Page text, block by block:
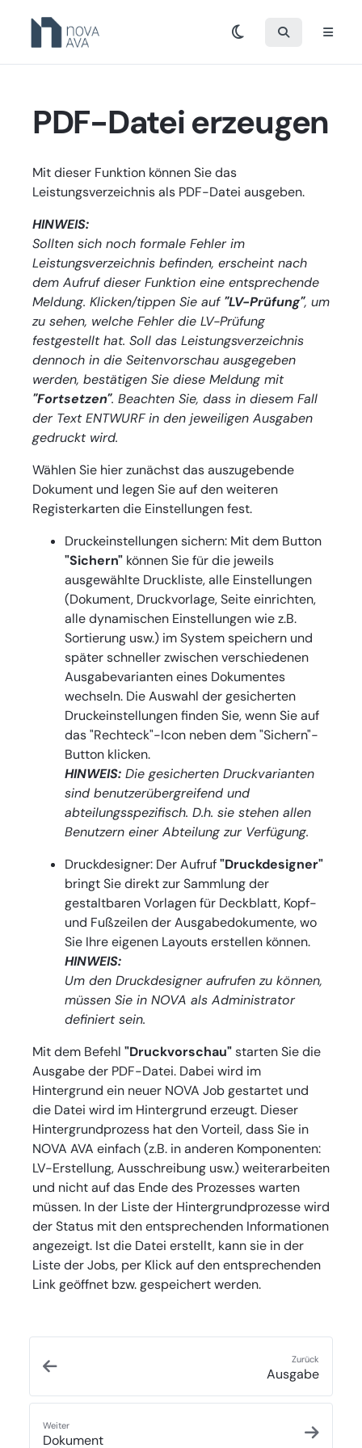
PDF-Datei erzeugen
Mit dieser Funktion können Sie das
Leistungsverzeichnis als PDF-Datei ausgeben.
HINWEIS:
Sollten sich noch formale Fehler im
Leistungsverzeichnis befinden, erscheint nach
dem Aufruf dieser Funktion eine entsprechende
Meldung. Klicken/tippen Sie auf "LV-Prüfung", um
zu sehen, welche Fehler die LV-Prüfung
festgestellt hat. Soll das Leistungsverzeichnis
dennoch in die Seitenvorschau ausgegeben
werden, bestätigen Sie diese Meldung mit
"Fortsetzen". Beachten Sie, dass in diesem Fall
der Text ENTWURF in den jeweiligen Ausgaben
gedruckt wird.
Wählen Sie hier zunächst das auszugebende
Dokument und legen Sie auf den weiteren
Registerkarten die Einstellungen fest.
Druckeinstellungen sichern: Mit dem Button
"Sichern" können Sie für die jeweils
ausgewählte Druckliste, alle Einstellungen
(Dokument, Druckvorlage, Seite einrichten,
alle dynamischen Einstellungen wie z.B.
Sortierung usw.) im System speichern und
später schneller zwischen verschiedenen
Ausgabevarianten eines Dokumentes
wechseln. Die Auswahl der gesicherten
Druckeinstellungen finden Sie, wenn Sie auf
das "Rechteck"-Icon neben dem "Sichern"-
Button klicken.
HINWEIS: Die gesicherten Druckvarianten
sind benutzerübergreifend und
abteilungsspezifisch. D.h. sie stehen allen
Benutzern einer Abteilung zur Verfügung.
Druckdesigner: Der Aufruf"Druckdesigner"
bringt Sie direkt zur Sammlung der
gestaltbaren Vorlagen für Deckblatt, Kopf-
und Fußzeilen der Ausgabedokumente, wo
Sie Ihre eigenen Layouts erstellen können.
HINWEIS:
Um den Druckdesigner aufrufen zu können,
müssen Sie in NOVA als Administrator
definiert sein.
Mit dem Befehl "Druckvorschau"starten Sie die
Ausgabe der PDF-Datei. Dabei wird im
Hintergrund ein neuer NOVA Job gestartet und
die Datei wird im Hintergrund erzeugt. Dieser
Hintergrundprozess hat den Vorteil, dass Sie in
NOVA AVA einfach (z.B. in anderen Komponenten:
LV-Erstellung, Ausschreibung usw.) weiterarbeiten
und nicht auf das Ende des Prozesses warten
müssen. In der Liste der Hintergrundprozesse wird
der Status mit den entsprechenden Informationen
angezeigt. Ist die Datei erstellt, kann sie in der
Liste der Jobs, per Klick auf den entsprechenden
Link geöffnet bzw. gespeichert werden.
Zurück
Ausgabe
Weiter
Dokument